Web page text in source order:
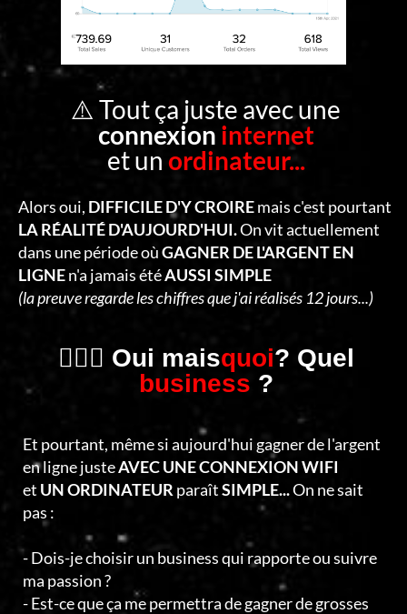
⚠️ Tout ça juste avec une
connexion internet
et un ordinateur...
Alors oui, DIFFICILE D'Y CROIREmais c'est pourtant
LA RÉALITÉ D'AUJOURD'HUI.On vit actuellement
dans une période oùGAGNER DE L'ARGENT EN
LIGNEn'a jamais étéAUSSI SIMPLE
(la preuve regarde les chiffres que j'ai réalisés 12 jours...)
🤷🏻‍♂️ Oui maisquoi? Quel
business ?
Et pourtant, même si aujourd'hui gagner de l'argent
en ligne justeAVEC UNE CONNEXION WIFI
et UN ORDINATEUR paraîtSIMPLE...On ne sait
pas :
- Dois-je choisir un business qui rapporte ou suivre
ma passion ?
- Est-ce que ça me permettra de gagner de grosses